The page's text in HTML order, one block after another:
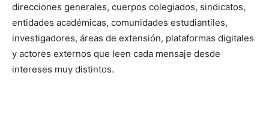
direcciones generales, cuerpos colegiados, sindicatos,
entidades académicas, comunidades estudiantiles,
investigadores, áreas de extensión, plataformas digitales
y actores externos que leen cada mensaje desde
intereses muy distintos.